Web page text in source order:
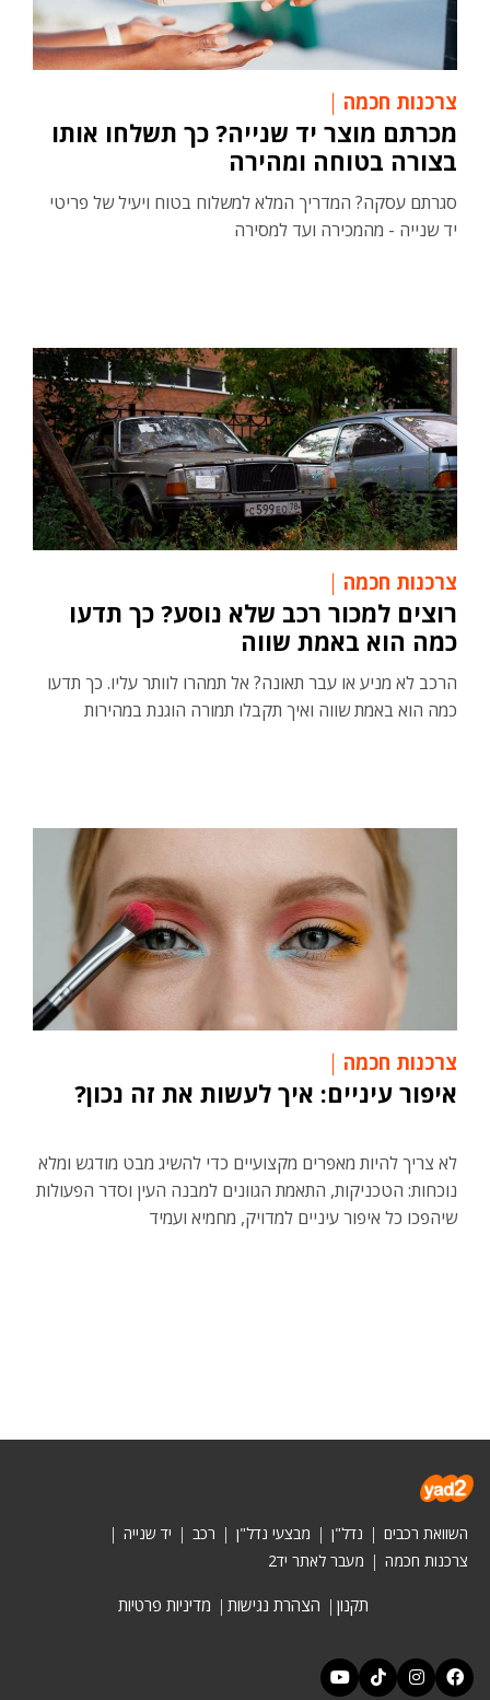
צרכנות חכמה
מכרתם מוצר יד שנייה? כך תשלחו אותו
בצורה בטוחה ומהירה
סגרתם עסקה? המדריך המלא למשלוח בטוח ויעיל של פריטי
יד שנייה - מהמכירה ועד למסירה
צרכנות חכמה
רוצים למכור רכב שלא נוסע? כך תדעו
כמה הוא באמת שווה
הרכב לא מניע או עבר תאונה? אל תמהרו לוותר עליו. כך תדעו
כמה הוא באמת שווה ואיך תקבלו תמורה הוגנת במהירות
צרכנות חכמה
איפור עיניים: איך לעשות את זה נכון?
לא צריך להיות מאפרים מקצועיים כדי להשיג מבט מודגש ומלא
נוכחות: הטכניקות, התאמת הגוונים למבנה העין וסדר הפעולות
שיהפכו כל איפור עיניים למדויק, מחמיא ועמיד
השוואת רכבים נדל"ן מבצעי נדל"ן רכב
יד שנייה
צרכנות חכמה
מעבר לאתר יד2
תקנון הצהרת נגישות מדיניות פרטיות